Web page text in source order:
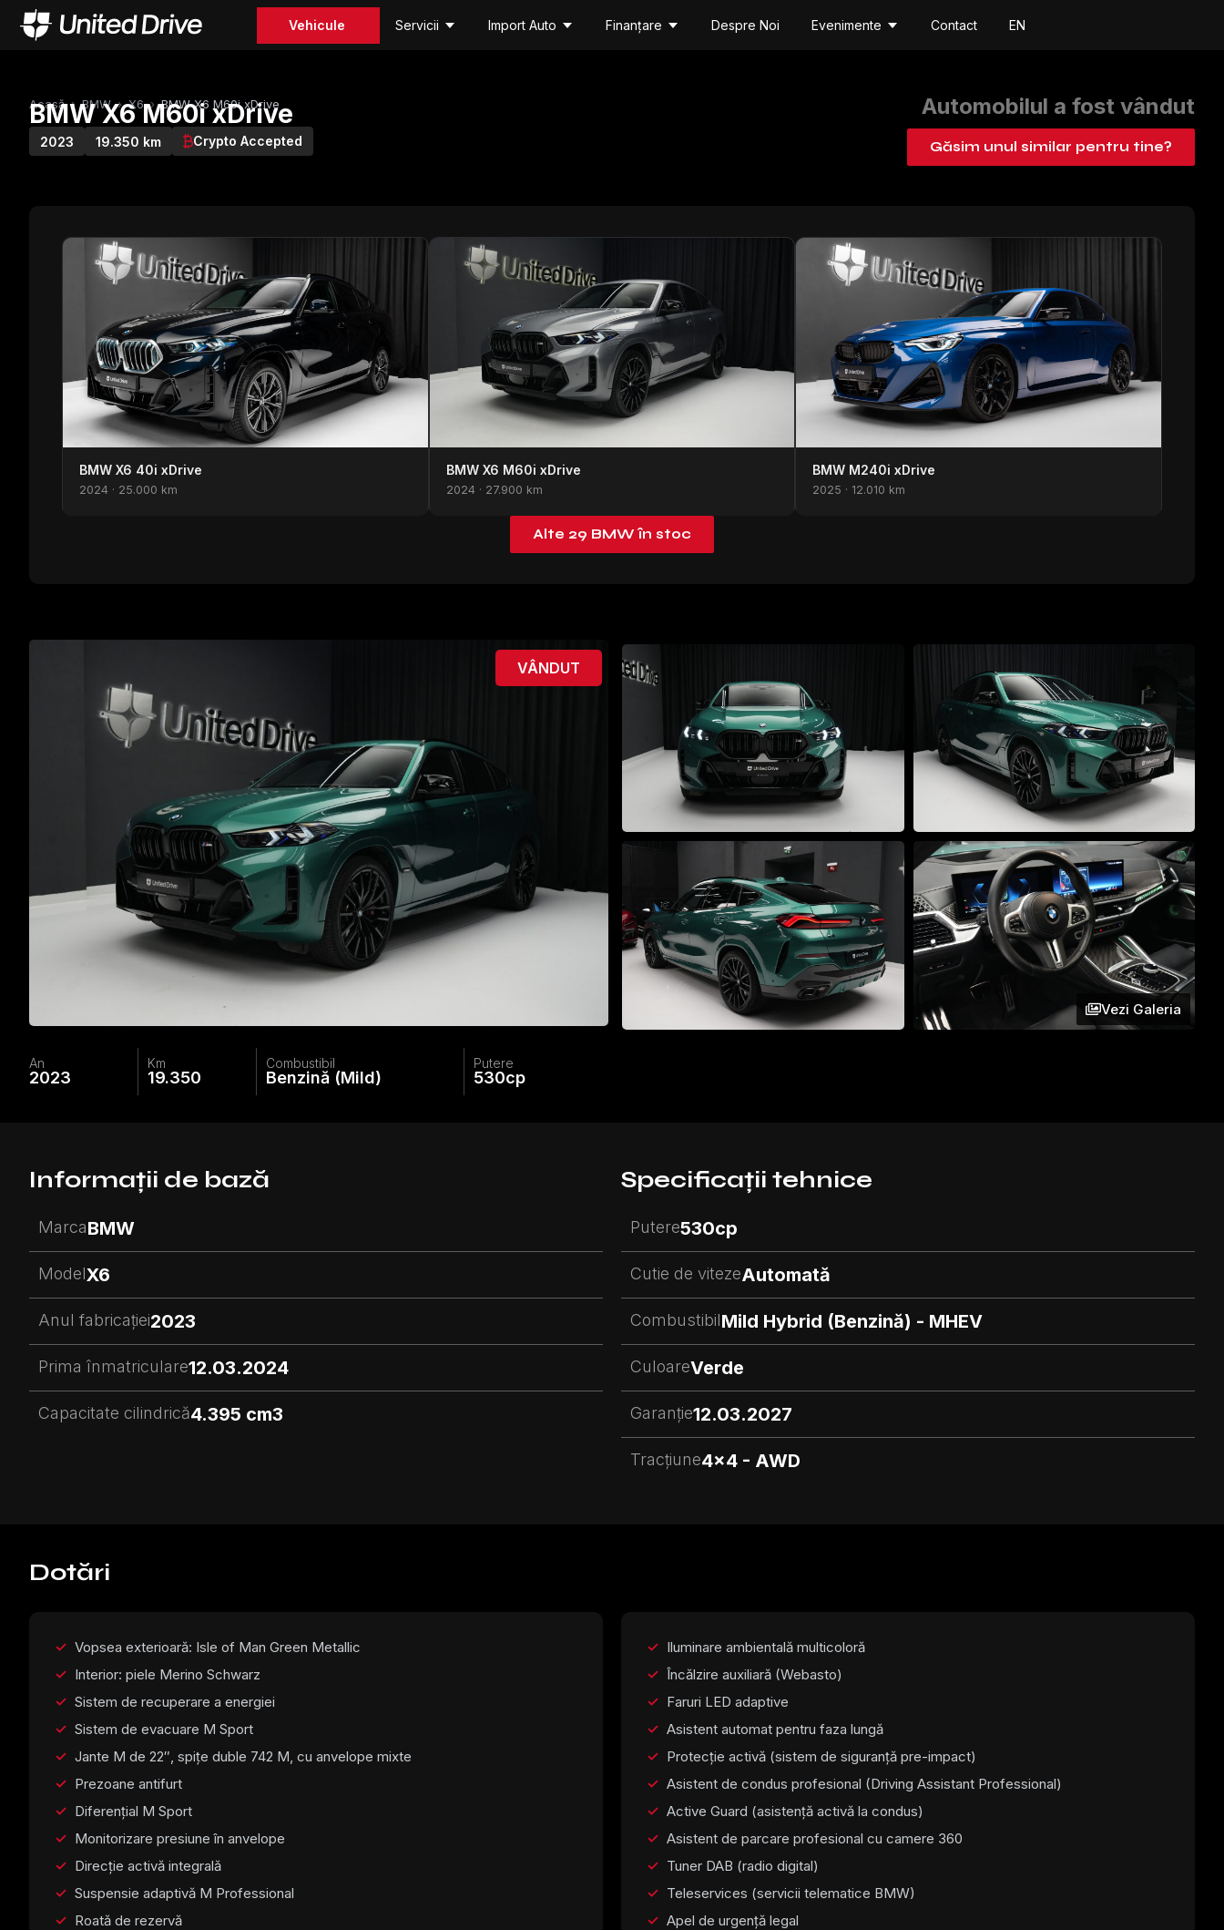
Vehicule Servicii Import Auto Finanțare Despre Noi Evenimente Contact EN
Acasă › BMW › X6 › BMW X6 M60i xDrive
BMW X6 M60i xDrive
2023 19.350 km Crypto Accepted
Automobilul a fost vândut
Găsim unul similar pentru tine?
BMW X6 40i xDrive
2024 · 25.000 km
BMW X6 M60i xDrive
2024 · 27.900 km
BMW M240i xDrive
2025 · 12.010 km
Alte 29 BMW în stoc
VÂNDUT
Vezi Galeria
An
2023
Km
19.350
Combustibil
Benzină (Mild)
Putere
530cp
Informații de bază
MarcaBMW
ModelX6
Anul fabricației2023
Prima înmatriculare12.03.2024
Capacitate cilindrică4.395 cm3
Specificații tehnice
Putere530cp
Cutie de vitezeAutomată
CombustibilMild Hybrid (Benzină) - MHEV
CuloareVerde
Garanție12.03.2027
Tracțiune4x4 - AWD
Dotări
Vopsea exterioară: Isle of Man Green Metallic
Interior: piele Merino Schwarz
Sistem de recuperare a energiei
Sistem de evacuare M Sport
Jante M de 22″, spițe duble 742 M, cu anvelope mixte
Prezoane antifurt
Diferențial M Sport
Monitorizare presiune în anvelope
Direcție activă integrală
Suspensie adaptivă M Professional
Roată de rezervă
Iluminare ambientală multicoloră
Încălzire auxiliară (Webasto)
Faruri LED adaptive
Asistent automat pentru faza lungă
Protecție activă (sistem de siguranță pre-impact)
Asistent de condus profesional (Driving Assistant Professional)
Active Guard (asistență activă la condus)
Asistent de parcare profesional cu camere 360
Tuner DAB (radio digital)
Teleservices (servicii telematice BMW)
Apel de urgență legal